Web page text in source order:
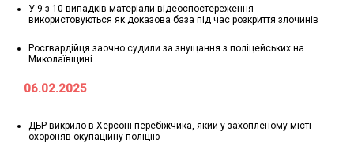
У 9 з 10 випадків матеріали відеоспостереження
використовуються як доказова база під час розкриття злочинів
Росгвардійця заочно судили за знущання з поліцейських на
Миколаївщині
06.02.2025
ДБР викрило в Херсоні перебіжчика, який у захопленому місті
охороняв окупаційну поліцію